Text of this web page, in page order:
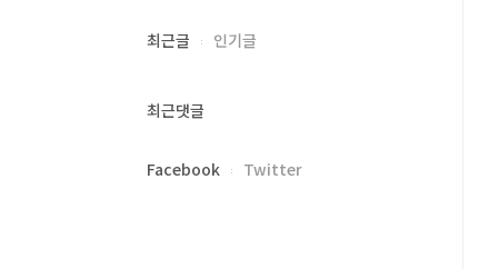
최근글 인기글
최근댓글
Facebook Twitter